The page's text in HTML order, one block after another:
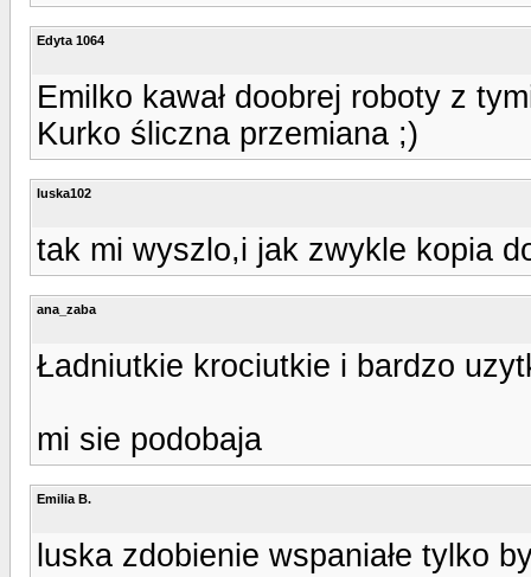
Edyta 1064
Emilko kawał doobrej roboty z
Kurko śliczna przemiana ;)
luska102
tak mi wyszlo,i jak zwykle kopia
ana_zaba
Ładniutkie krociutkie i bardzo
mi sie podobaja
Emilia B.
luska zdobienie wspaniałe tylko